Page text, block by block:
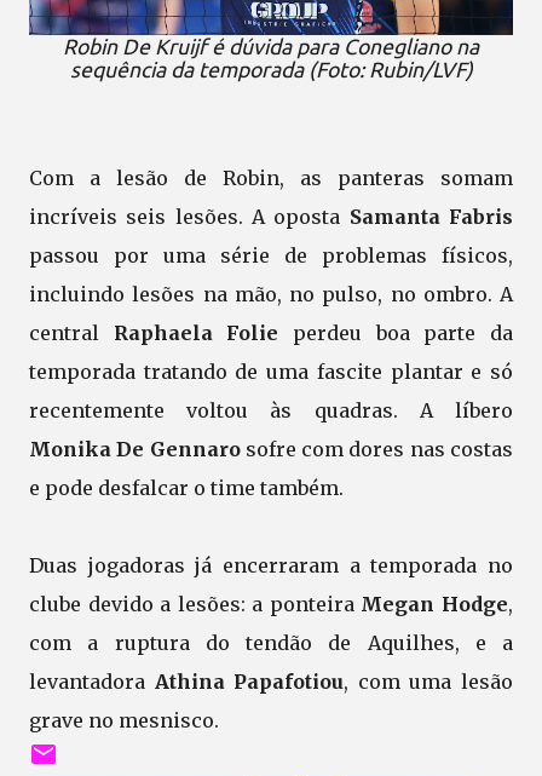
Robin De Kruijf é dúvida para Conegliano na
sequência da temporada (Foto: Rubin/LVF)
Com a lesão de Robin, as panteras somam
incríveis seis lesões. A oposta Samanta Fabris
passou por uma série de problemas físicos,
incluindo lesões na mão, no pulso, no ombro. A
central Raphaela Folie perdeu boa parte da
temporada tratando de uma fascite plantar e só
recentemente voltou às quadras. A líbero
Monika De Gennarosofre com dores nas costas
e pode desfalcar o time também.
Duas jogadoras já encerraram a temporada no
clube devido a lesões: a ponteira Megan Hodge,
com a ruptura do tendão de Aquilhes, e a
levantadora Athina Papafotiou, com uma lesão
grave no mesnisco.